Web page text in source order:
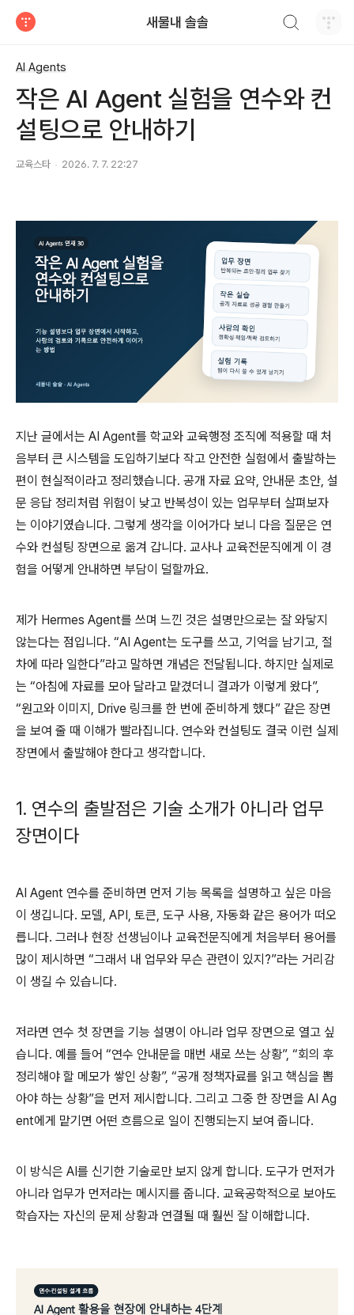
새물내 솔솔
AI Agents
작은 AI Agent 실험을 연수와 컨
설팅으로 안내하기
교육스타 2026. 7. 7. 22:27
지난 글에서는 AI Agent를 학교와 교육행정 조직에 적용할 때 처
음부터 큰 시스템을 도입하기보다 작고 안전한 실험에서 출발하는
편이 현실적이라고 정리했습니다. 공개 자료 요약, 안내문 초안, 설
문 응답 정리처럼 위험이 낮고 반복성이 있는 업무부터 살펴보자
는 이야기였습니다. 그렇게 생각을 이어가다 보니 다음 질문은 연
수와 컨설팅 장면으로 옮겨 갑니다. 교사나 교육전문직에게 이 경
험을 어떻게 안내하면 부담이 덜할까요.
제가 Hermes Agent를 쓰며 느낀 것은 설명만으로는 잘 와닿지
않는다는 점입니다. “AI Agent는 도구를 쓰고, 기억을 남기고, 절
차에 따라 일한다”라고 말하면 개념은 전달됩니다. 하지만 실제로
는 “아침에 자료를 모아 달라고 맡겼더니 결과가 이렇게 왔다”,
“원고와 이미지 , Drive 링크를 한 번에 준비하게 했다” 같은 장면
을 보여 줄 때 이해가 빨라집니다. 연수와 컨설팅도 결국 이런 실제
장면에서 출발해야 한다고 생각합니다.
1. 연수의 출발점은 기술 소개가 아니라 업무
장면이다
AI Agent 연수를 준비하면 먼저 기능 목록을 설명하고 싶은 마음
이 생깁니다. 모델, API, 토큰, 도구 사용, 자동화 같은 용어가 떠오
릅니다. 그러나 현장 선생님이나 교육전문직에게 처음부터 용어를
많이 제시하면 “그래서 내 업무와 무슨 관련이 있지 ?”라는 거리감
이 생길 수 있습니다.
저라면 연수 첫 장면을 기능 설명이 아니라 업무 장면으로 열고 싶
습니다. 예를 들어 “연수 안내문을 매번 새로 쓰는 상황”, “회의 후
정리해야 할 메모가 쌓인 상황”, “공개 정책자료를 읽고 핵심을 뽑
아야 하는 상황”을 먼저 제시합니다. 그리고 그중 한 장면을 AI Ag
ent에게 맡기면 어떤 흐름으로 일이 진행되는지 보여 줍니다.
이 방식은 AI를 신기한 기술로만 보지 않게 합니다. 도구가 먼저가
아니라 업무가 먼저라는 메시지를 줍니다. 교육공학적으로 보아도
학습자는 자신의 문제 상황과 연결될 때 훨씬 잘 이해합니다.